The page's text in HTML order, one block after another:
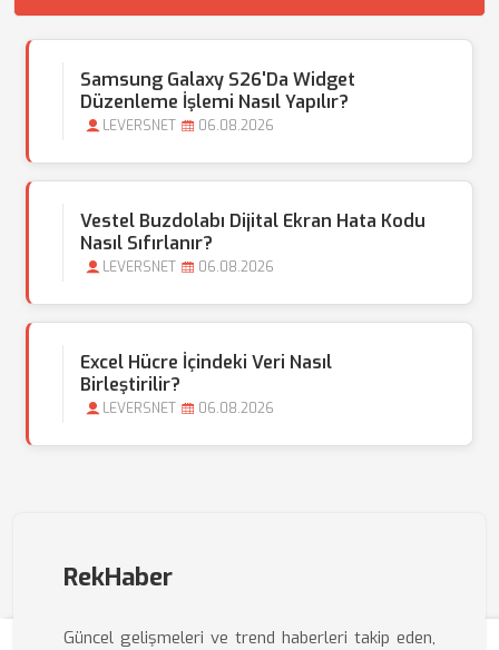
Samsung Galaxy S26'da Widget
Düzenleme İşlemi Nasıl Yapılır?
LEVERSNET 06.08.2026
Vestel Buzdolabı Dijital Ekran Hata Kodu
Nasıl Sıfırlanır?
LEVERSNET 06.08.2026
Excel Hücre İçindeki Veri Nasıl
Birleştirilir?
LEVERSNET 06.08.2026
RekHaber
Güncel gelişmeleri ve trend haberleri takip eden,